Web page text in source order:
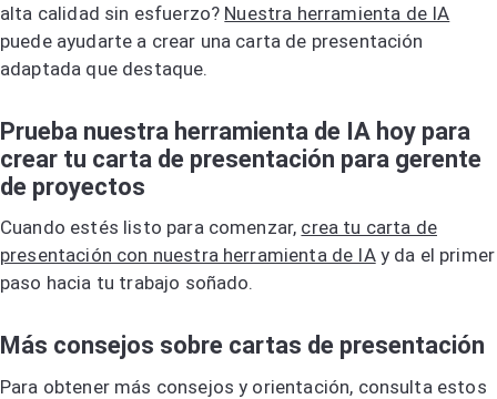
alta calidad sin esfuerzo? Nuestra herramienta de IA
puede ayudarte a crear una carta de presentación
adaptada que destaque.
Prueba nuestra herramienta de IA hoy para
crear tu carta de presentación para gerente
de proyectos
Cuando estés listo para comenzar, crea tu carta de
presentación con nuestra herramienta de IAy da el primer
paso hacia tu trabajo soñado.
Más consejos sobre cartas de presentación
Para obtener más consejos y orientación, consulta estos